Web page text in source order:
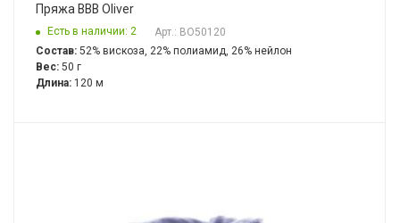
Пряжа BBB Oliver
Есть в наличии: 2
Арт.: BO50120
Состав: 52% вискоза, 22% полиамид, 26% нейлон
Вес: 50 г
Длина: 120 м